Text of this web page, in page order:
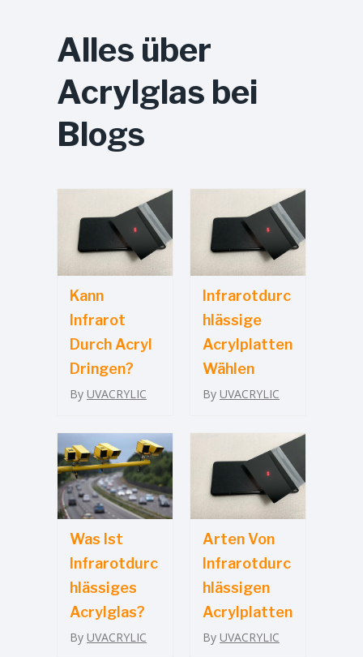
Alles über
Acrylglas bei
Blogs
Kann
Infrarot
Durch Acryl
Dringen?
By UVACRYLIC
Infrarotdurc
Hlässige
Acrylplatten
Wählen
By UVACRYLIC
Was Ist
Infrarotdurc
Hlässiges
Acrylglas?
By UVACRYLIC
Arten Von
Infrarotdurc
Hlässigen
Acrylplatten
By UVACRYLIC